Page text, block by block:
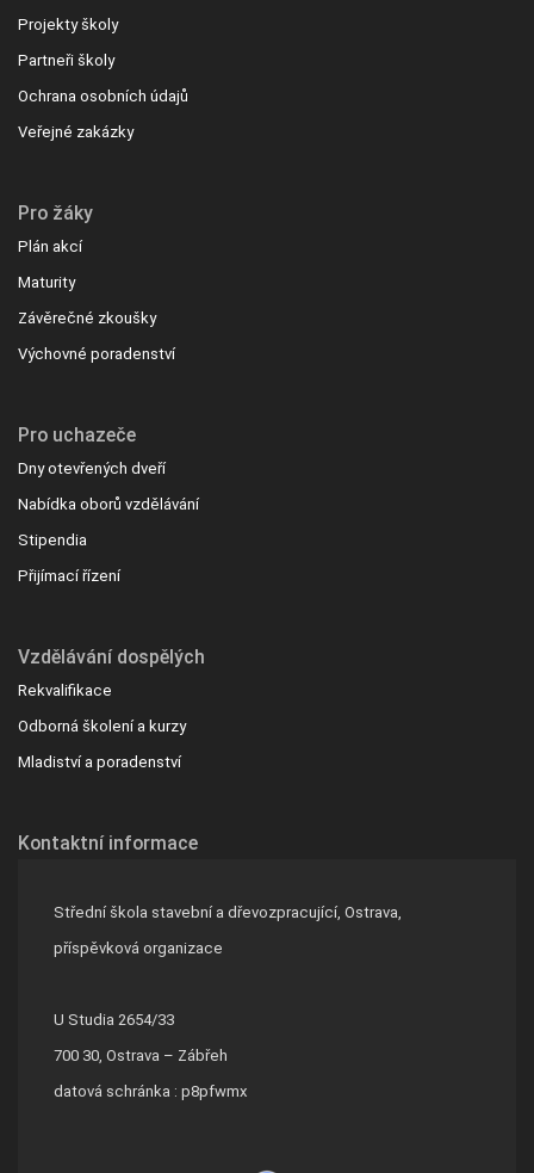
Projekty školy
Partneři školy
Ochrana osobních údajů
Veřejné zakázky
Pro žáky
Plán akcí
Maturity
Závěrečné zkoušky
Výchovné poradenství
Pro uchazeče
Dny otevřených dveří
Nabídka oborů vzdělávání
Stipendia
Přijímací řízení
Vzdělávání dospělých
Rekvalifikace
Odborná školení a kurzy
Mladiství a poradenství
Kontaktní informace
Střední škola stavební a dřevozpracující, Ostrava,
příspěvková organizace
U Studia 2654/33
700 30, Ostrava – Zábřeh
datová schránka : p8pfwmx